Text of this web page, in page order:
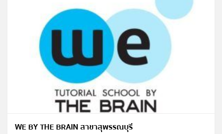
WE BY THE BRAIN สาขาสุพรรณบุรี